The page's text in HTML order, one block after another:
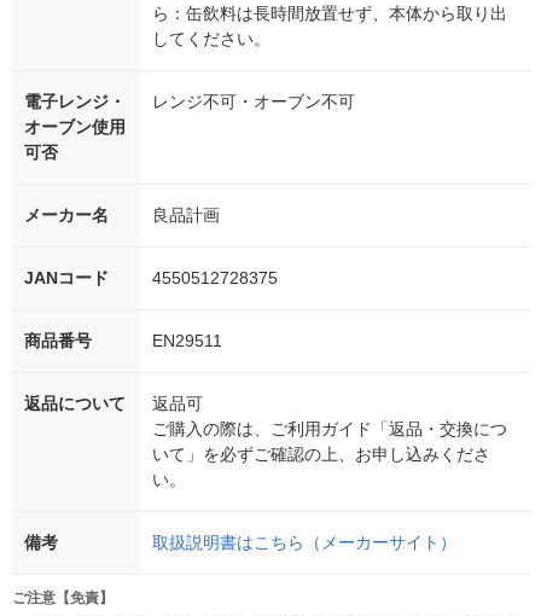
ら：缶飲料は長時間放置せず、本体から取り出
してください。
電子レンジ・
オーブン使用
可否
レンジ不可・オーブン不可
メーカー名 良品計画
JANコード 4550512728375
商品番号 EN29511
返品について
返品可
ご購入の際は、ご利用ガイド「返品・交換につ
いて」を必ずご確認の上、お申し込みくださ
い。
備考 取扱説明書はこちら（メーカーサイト）
ご注意【免責】